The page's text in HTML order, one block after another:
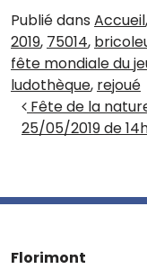
Publié dans Accueil,
2019, 75014,
fête mondiale du
ludothèque, rejoué
Fête de la
25/05/2019 de
Florimont